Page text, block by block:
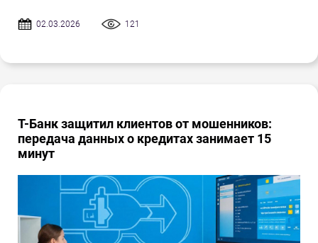
02.03.2026 121
Т-Банк защитил клиентов от мошенников:
передача данных о кредитах занимает 15
минут